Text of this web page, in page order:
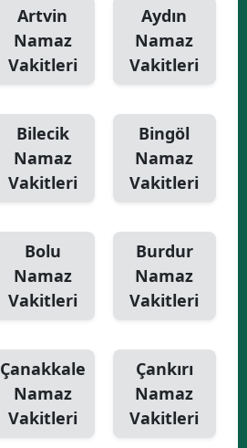
Artvin
Namaz
Vakitleri
Aydın
Namaz
Vakitleri
Bilecik
Namaz
Vakitleri
Bingöl
Namaz
Vakitleri
Bolu
Namaz
Vakitleri
Burdur
Namaz
Vakitleri
Çanakkale
Namaz
Vakitleri
Çankırı
Namaz
Vakitleri